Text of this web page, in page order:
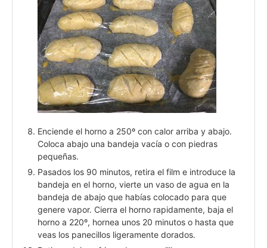
Enciende el horno a 250º con calor arriba y abajo.
Coloca abajo una bandeja vacía o con piedras
pequeñas.
Pasados los 90 minutos, retira el film e introduce la
bandeja en el horno, vierte un vaso de agua en la
bandeja de abajo que habías colocado para que
genere vapor. Cierra el horno rapidamente, baja el
horno a 220º, hornea unos 20 minutos o hasta que
veas los panecillos ligeramente dorados.